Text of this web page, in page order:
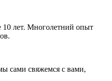
10 лет. Многолетний опыт
сами свяжемся с вами,